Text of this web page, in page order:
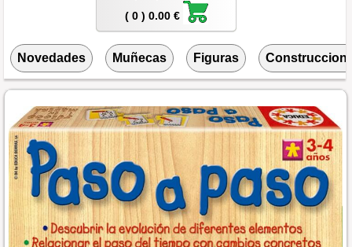
( 0 ) 0.00 €
Novedades Muñecas Figuras